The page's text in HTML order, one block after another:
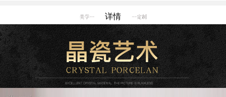
详情